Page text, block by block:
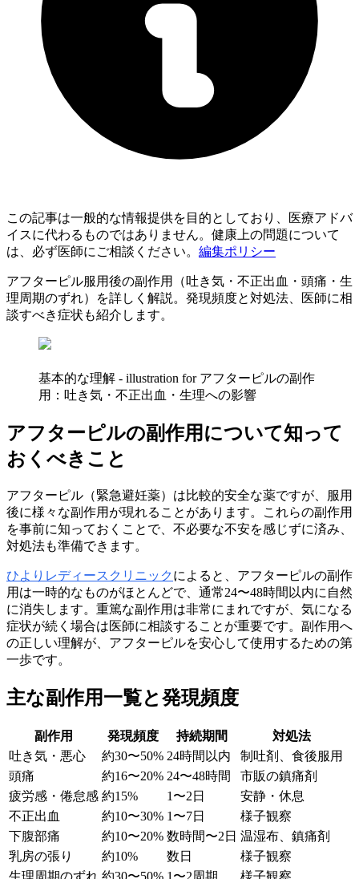
この記事は一般的な情報提供を目的としており、医療アドバ
イスに代わるものではありません。健康上の問題について
は、必ず医師にご相談ください。 編集ポリシー
アフターピル服用後の副作用（吐き気・不正出血・頭痛・生
理周期のずれ）を詳しく解説。発現頻度と対処法、医師に相
談すべき症状も紹介します。
基本的な理解 - illustration for アフターピルの副作
用：吐き気・不正出血・生理への影響
アフターピルの副作用について知って
おくべきこと
アフターピル（緊急避妊薬）は比較的安全な薬ですが、服用
後に様々な副作用が現れることがあります。これらの副作用
を事前に知っておくことで、不必要な不安を感じずに済み、
対処法も準備できます。
ひよりレディースクリニック によると、アフターピルの副作
用は一時的なものがほとんどで、通常24〜48時間以内に自然
に消失します。重篤な副作用は非常にまれですが、気になる
症状が続く場合は医師に相談することが重要です。副作用へ
の正しい理解が、アフターピルを安心して使用するための第
一歩です。
主な副作用一覧と発現頻度
副作用 発現頻度 持続期間
対処法
吐き気・悪心
約30〜50% 24時間以内
制吐剤、食後服用
頭痛
約16〜20% 24〜48時間
市販の鎮痛剤
疲労感・倦怠感 約15% 1〜2日
安静・休息
不正出血
約10〜30% 1〜7日
様子観察
下腹部痛
約10〜20% 数時間〜2日 温湿布、鎮痛剤
乳房の張り
約10% 数日
様子観察